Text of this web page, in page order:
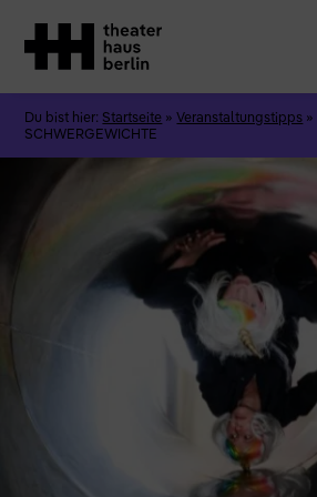
Du bist hier: Startseite »Veranstaltungstipps »
SCHWERGEWICHTE